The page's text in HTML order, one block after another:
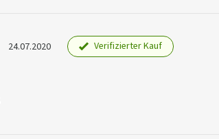
24.07.2020 Verifizierter Kauf